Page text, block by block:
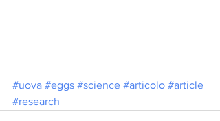
#uova #eggs #science #articolo #article
#research